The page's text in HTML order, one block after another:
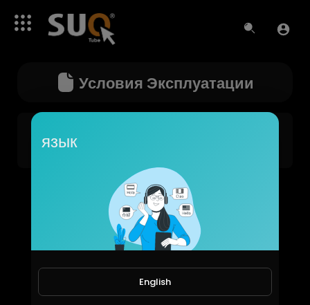
Условия Эксплуатации
условия использования страницы
язык
English